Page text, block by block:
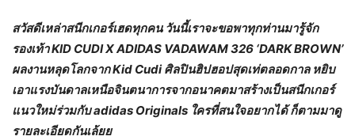
สวัสดีเหล่าสนีกเกอร์เฮดทุกคน วันนี้เราจะขอพาทุกท่านมารู้จัก
รองเท้าKID CUDI X ADIDAS VADAWAM 326 ‘DARK BROWN’
ผลงานหลุดโลกจาก Kid Cudi ศิลปินฮิปฮอปสุดเท่ตลอดกาล หยิบ
เอาแรงบันดาลเหนือจินตนาการจากอนาคตมาสร้างเป็นสนีกเกอร์
แนวใหม่ร่วมกับ adidas Originals ใครที่สนใจอยากได้ ก็ตามมาดู
รายละเอียดกันเล้ยย